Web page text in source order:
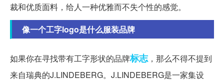
裁和优质面料，给人一种优雅而不失个性的感觉。
像一个工字logo是什么服装品牌
如果你在寻找带有工字形状的品牌标志 ，那么不得不提到
来自瑞典的J.LINDEBERG。J.LINDEBERG是一家集设